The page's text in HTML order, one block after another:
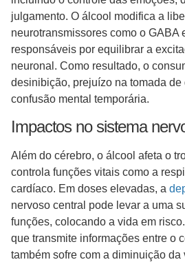
julgamento. O álcool modifica a
neurotransmissores como o GABA
responsáveis por equilibrar a
neuronal. Como resultado, o
desinibição, prejuízo na tomada de
confusão mental temporária.
Impactos no sistema
Além do cérebro, o álcool afeta o
controla funções vitais como a
cardíaco. Em doses elevadas, a
nervoso central pode levar a uma
funções, colocando a vida em
que transmite informações entre o
também sofre com a diminuição